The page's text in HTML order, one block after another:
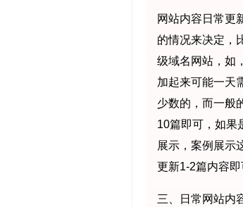
网站内容日常更
的情况来决定，
级域名网站，如
加起来可能一天
少数的，而一般
10篇即可，如果
展示，案例展示
更新1-2篇内容
三、日常网站内